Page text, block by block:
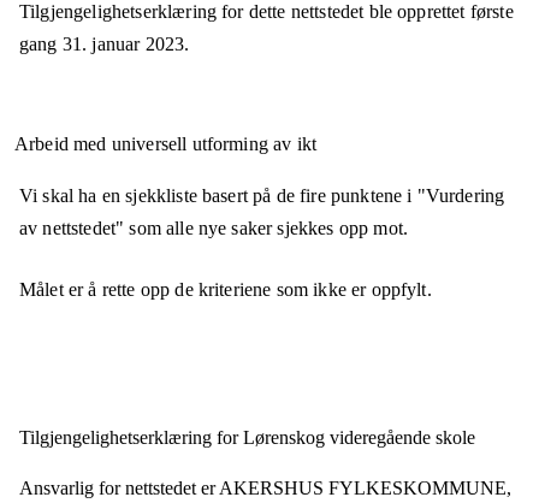
Tilgjengelighetserklæring for dette nettstedet ble opprettet første
gang 31. januar 2023.
Arbeid med universell utforming av ikt
Vi skal ha en sjekkliste basert på de fire punktene i "Vurdering
av nettstedet" som alle nye saker sjekkes opp mot.
Målet er å rette opp de kriteriene som ikke er oppfylt.
Tilgjengelighets­erklæring forLørenskog videregående skole
Ansvarlig for nettstedet erAKERSHUS FYLKESKOMMUNE,